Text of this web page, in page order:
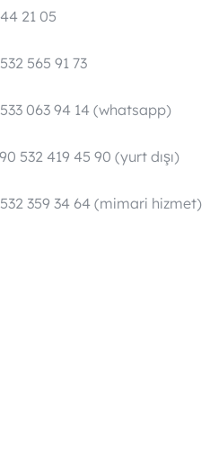
21 05
565 91 73
063 94 14 (whatsapp)
532 419 45 90 (yurt dışı)
359 34 64 (mimari hizmet)